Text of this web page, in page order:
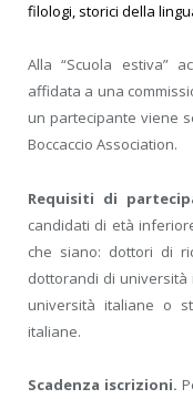
filologi, storici della
Alla “Scuola estiva”
affidata a una
un partecipante viene
Boccaccio Association.
Requisiti di
candidati di età
che siano: dottori di
dottorandi di
università italiane o
italiane.
Scadenza iscrizioni.